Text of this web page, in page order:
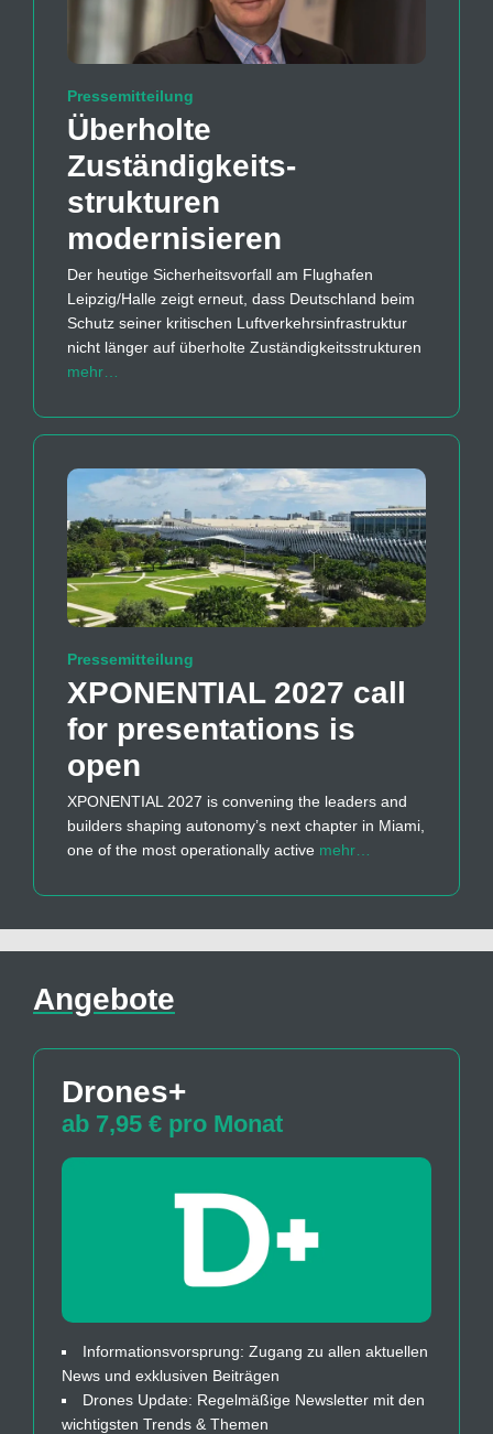
Pressemitteilung
Überholte
Zuständigkeits­
strukturen
modernisieren
Der heutige Sicherheitsvorfall am Flughafen
Leipzig/Halle zeigt erneut, dass Deutschland beim
Schutz seiner kritischen Luftverkehrsinfrastruktur
nicht länger auf überholte Zuständigkeitsstrukturen
mehr…
Pressemitteilung
XPONENTIAL 2027 call
for presentations is
open
XPONENTIAL 2027 is convening the leaders and
builders shaping autonomy’s next chapter in Miami,
one of the most operationally active mehr…
Angebote
Drones+
ab 7,95 € pro Monat
Informationsvorsprung: Zugang zu allen aktuellen
News und exklusiven Beiträgen
Drones Update: Regelmäßige Newsletter mit den
wichtigsten Trends & Themen